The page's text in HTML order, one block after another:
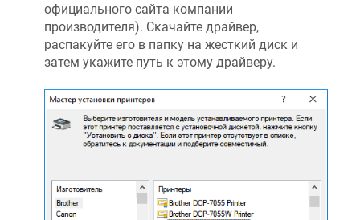
официального сайта компании
производителя). Скачайте драйвер,
распакуйте его в папку на жесткий диск и
затем укажите путь к этому драйверу.